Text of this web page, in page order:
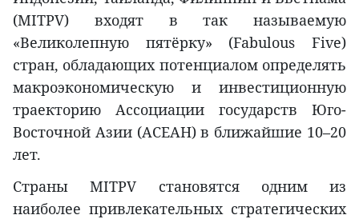
(MITPV) входят в так называемую
«Великолепную пятёрку» (Fabulous Five)
стран, обладающих потенциалом определять
макроэкономическую и инвестиционную
траекторию Ассоциации государств Юго-
Восточной Азии (АСЕАН) в ближайшие 10–20
лет.
Страны MITPV становятся одним из
наиболее привлекательных стратегических